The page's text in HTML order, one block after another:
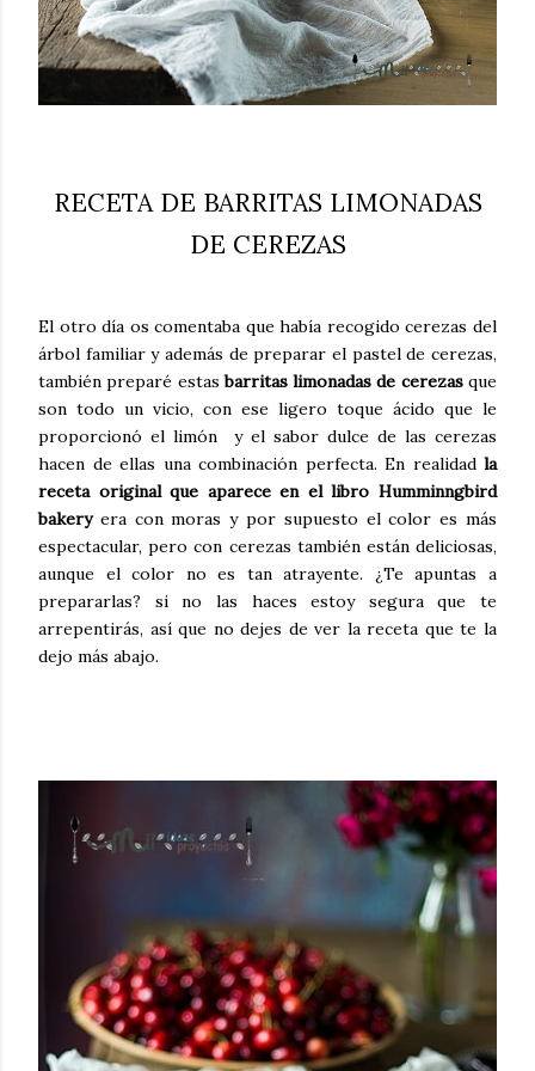
RECETA DE BARRITAS LIMONADAS
DE CEREZAS
El otro día os comentaba que había recogido cerezas del
árbol familiar y además de preparar el pastel de cerezas,
también preparé estasbarritas limonadas de cerezasque
son todo un vicio, con ese ligero toque ácido que le
proporcionó el limón y el sabor dulce de las cerezas
hacen de ellas una combinación perfecta. En realidad la
receta original que aparece en el libro Humminngbird
bakery era con moras y por supuesto el color es más
espectacular, pero con cerezas también están deliciosas,
aunque el color no es tan atrayente. ¿Te apuntas a
prepararlas? si no las haces estoy segura que te
arrepentirás, así que no dejes de ver la receta que te la
dejo más abajo.